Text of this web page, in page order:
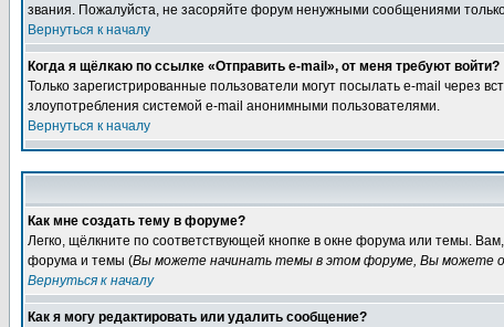
звания. Пожалуйста, не засоряйте форум ненужными сообщениями
Вернуться к началу
Когда я щёлкаю по ссылке «Отправить e-mail», от меня требуют войти?
Только зарегистрированные пользователи могут посылать e-mail через
злоупотребления системой e-mail анонимными пользователями.
Вернуться к началу
Как мне создать тему в форуме?
Легко, щёлкните по соответствующей кнопке в окне форума или темы.
форума и темы (Вы можете начинать темы в этом форуме, Вы можете
Вернуться к началу
Как я могу редактировать или удалить сообщение?